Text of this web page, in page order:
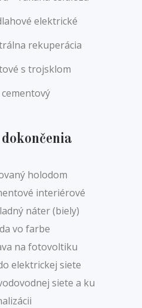
elektrické
rekuperácia
s trojsklom
holodom
interiérové
náter (biely)
vo farbe
na fotovoltiku
elektrickej siete
siete a ku